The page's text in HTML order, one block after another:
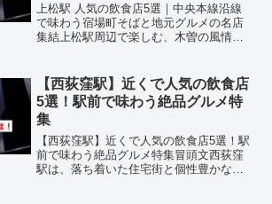
上松駅 人気の飲食店5選｜中央本線沿線
で味わう宿場町そばと地元グルメの名店
集結上松駅周辺で楽しむ、木曽の風情と
し、旧中山道の宿場町としての歴史と自
然が調和する魅力的なエリ...
【西荻窪駅】近くで人気の飲食店
5選！駅前で味わう絶品グルメ特
集
【西荻窪駅】近くで人気の飲食店5選！駅
前で味わう絶品グルメ特集冒頭文西荻窪
駅は、落ち着いた住宅街と個性豊かな商